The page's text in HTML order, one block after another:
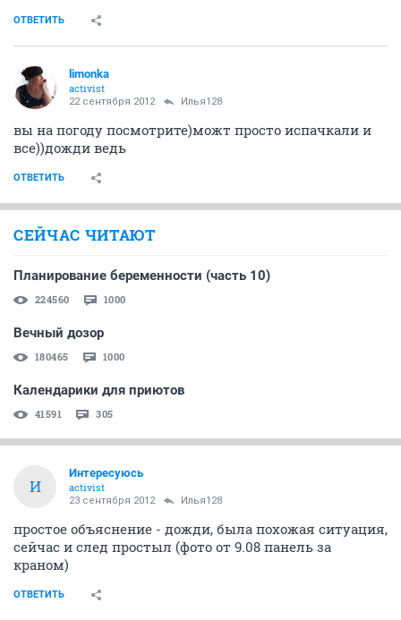
ОТВЕТИТЬ
limonka
activist
22 сентября 2012 Илья128
вы на погоду посмотрите)можт просто испачкали и
все))дожди ведь
ОТВЕТИТЬ
СЕЙЧАС ЧИТАЮТ
Планирование беременности (часть 10)
224560 1000
Вечный дозор
180465 1000
Календарики для приютов
41591 305
И
Интересуюсь
activist
23 сентября 2012 Илья128
простое объяснение - дожди, была похожая ситуация,
сейчас и след простыл (фото от 9.08 панель за
краном)
ОТВЕТИТЬ